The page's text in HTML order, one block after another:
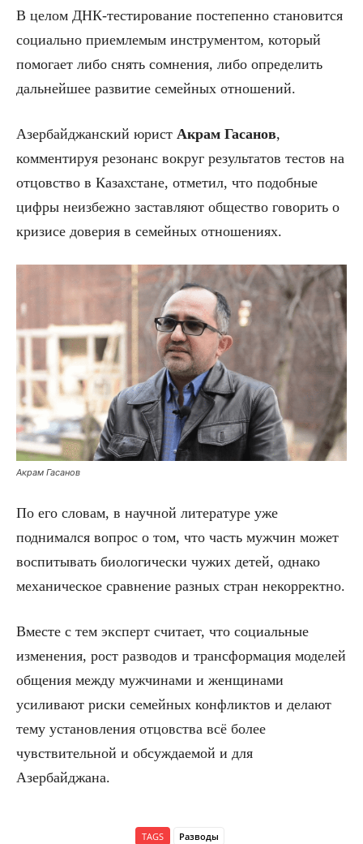
В целом ДНК-тестирование постепенно становится
социально приемлемым инструментом, который
помогает либо снять сомнения, либо определить
дальнейшее развитие семейных отношений.
Азербайджанский юрист Акрам Гасанов,
комментируя резонанс вокруг результатов тестов на
отцовство в Казахстане, отметил, что подобные
цифры неизбежно заставляют общество говорить о
кризисе доверия в семейных отношениях.
Акрам Гасанов
По его словам, в научной литературе уже
поднимался вопрос о том, что часть мужчин может
воспитывать биологически чужих детей, однако
механическое сравнение разных стран некорректно.
Вместе с тем эксперт считает, что социальные
изменения, рост разводов и трансформация моделей
общения между мужчинами и женщинами
усиливают риски семейных конфликтов и делают
тему установления отцовства всё более
чувствительной и обсуждаемой и для
Азербайджана.
TAGS Разводы